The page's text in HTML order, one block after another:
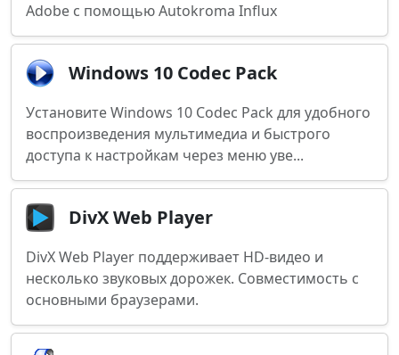
Adobe с помощью Autokroma Influx
Windows 10 Codec Pack
Установите Windows 10 Codec Pack для удобного
воспроизведения мультимедиа и быстрого
доступа к настройкам через меню уве...
DivX Web Player
DivX Web Player поддерживает HD-видео и
несколько звуковых дорожек. Совместимость с
основными браузерами.